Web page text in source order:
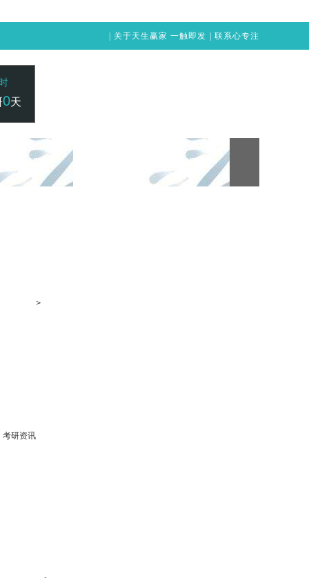
关于天生赢家 一触即发 联系心专注
0天
24小时咨询电话：
400-1515-211
一触即发 凯发vip-天生赢家 一触即发
考研资讯
>